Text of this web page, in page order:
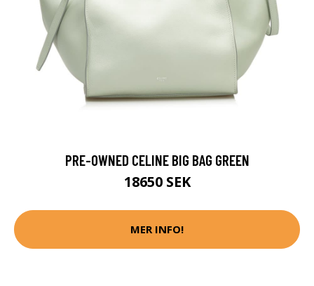
PRE-OWNED CELINE BIG BAG GREEN
18650 SEK
MER INFO!